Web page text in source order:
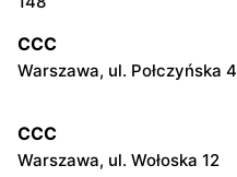
CCC
Warszawa, ul. Połczyńska 4
CCC
Warszawa, ul. Wołoska 12